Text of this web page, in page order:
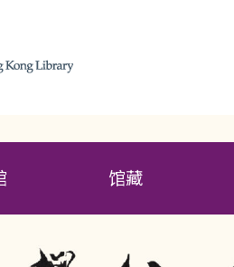
馆藏